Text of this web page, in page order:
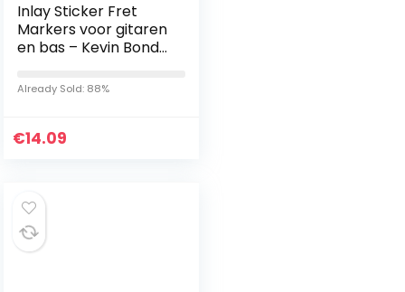
Inlay Sticker Fret
Markers voor gitaren
en bas – Kevin Bond
080PG-WT
Already Sold: 88%
€14.09